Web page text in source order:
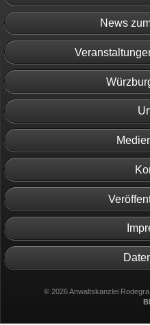
News
© 2026 Anwaltskanzlei Rodegra